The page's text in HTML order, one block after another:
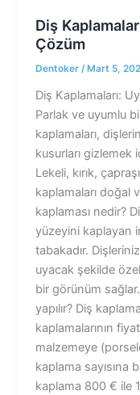
Diş
Çözüm
Dentoker/ Mart 5,
Diş Kaplamaları:
Parlak ve uyumlu
kaplamaları,
kusurları gizlemek
Lekeli, kırık,
kaplamaları doğal
kaplaması nedir?
yüzeyini kaplayan
tabakadır.
uyacak şekilde
bir görünüm
yapılır? Diş
kaplamalarının
malzemeye
kaplama sayısına
kaplama 800 € ile